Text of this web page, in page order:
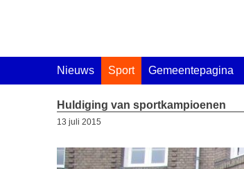
Nieuws Sport Gemeentepagina
Huldiging van sportkampioenen
13 juli 2015